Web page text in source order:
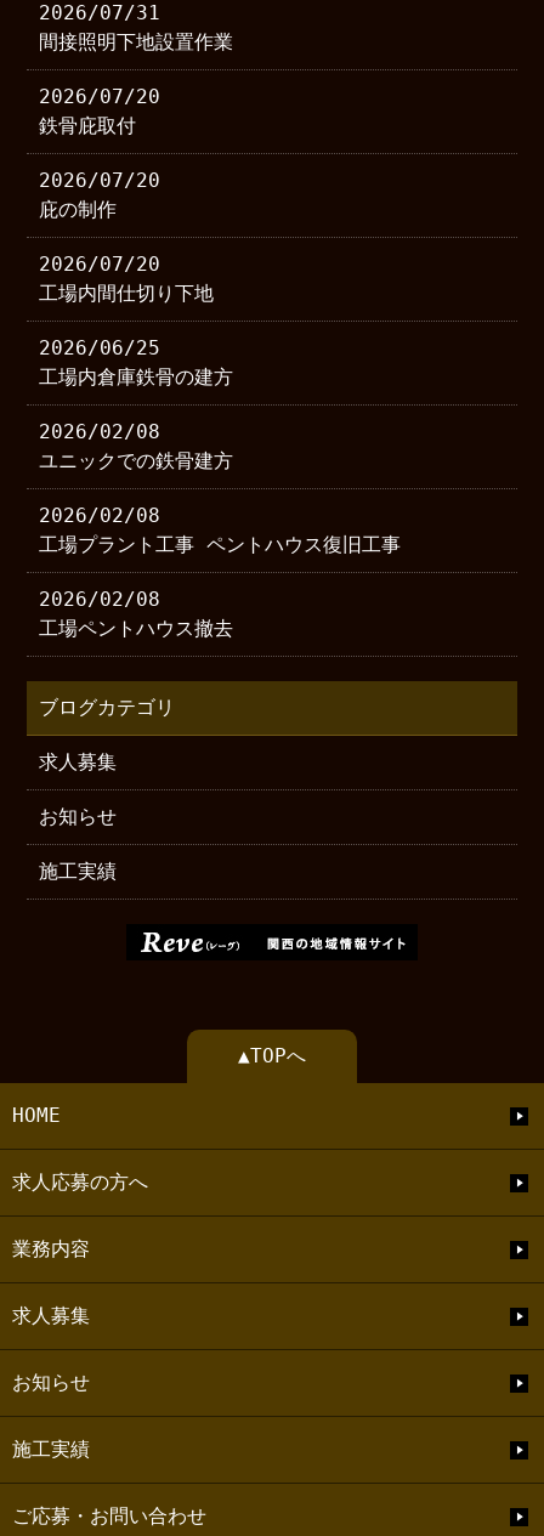
2026/07/31
間接照明下地設置作業
2026/07/20
鉄骨庇取付
2026/07/20
庇の制作
2026/07/20
工場内間仕切り下地
2026/06/25
工場内倉庫鉄骨の建方
2026/02/08
ユニックでの鉄骨建方
2026/02/08
工場プラント工事 ペントハウス復旧工事
2026/02/08
工場ペントハウス撤去
ブログカテゴリ
求人募集
お知らせ
施工実績
▲TOPへ
HOME
求人応募の方へ
業務内容
求人募集
お知らせ
施工実績
ご応募・お問い合わせ